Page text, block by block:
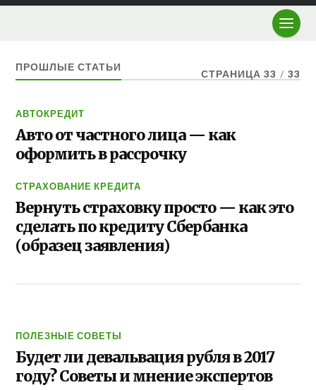
ПРОШЛЫЕ СТАТЬИ
СТРАНИЦА 33 / 33
АВТОКРЕДИТ
Авто от частного лица — как
оформить в рассрочку
СТРАХОВАНИЕ КРЕДИТА
Вернуть страховку просто — как это
сделать по кредиту Сбербанка
(образец заявления)
ПОЛЕЗНЫЕ СОВЕТЫ
Будет ли девальвация рубля в 2017
году? Советы и мнение экспертов